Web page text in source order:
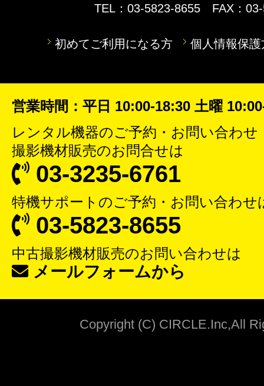
TEL：03-5823-8655 FAX：
初めてご利用になる方 個人情報保護
営業時間：平日 10:00-18:30 土曜
レンタル機器のご予約・お問い合わせ
撮影機材販売のお問合せは
03-3235-6761
特機サポート のご予約・お問い合わせ
03-5823-8655
中古撮影機材販売のお問い合わせは
メールフォームから
Copyright (C) CIRCLE.Inc,All